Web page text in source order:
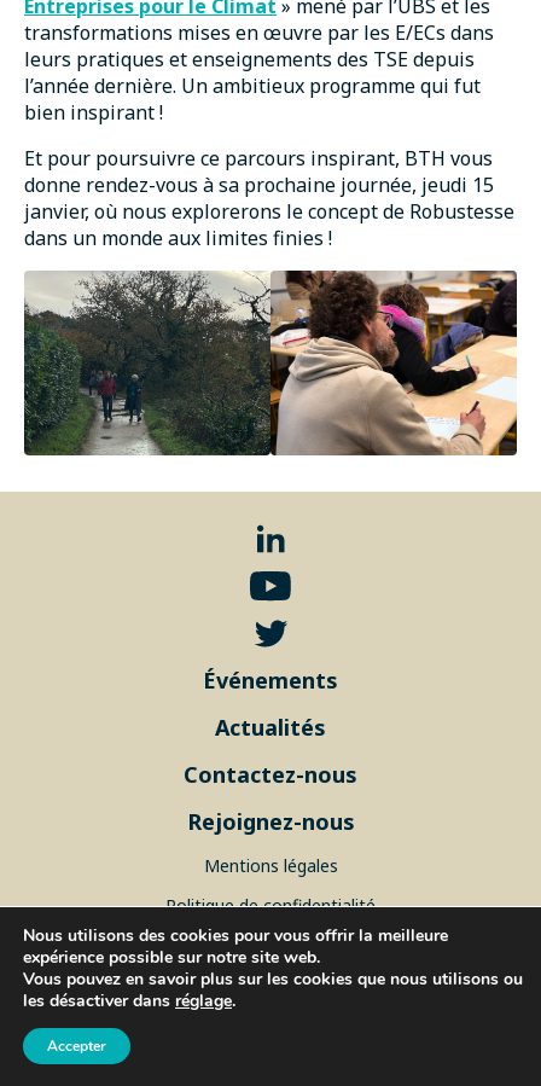
Entreprises pour le Climat » mené par l’UBS et les
transformations mises en œuvre par les E/ECs dans
leurs pratiques et enseignements des TSE depuis
l’année dernière. Un ambitieux programme qui fut
bien inspirant !
Et pour poursuivre ce parcours inspirant, BTH vous
donne rendez-vous à sa prochaine journée, jeudi 15
janvier, où nous explorerons le concept de Robustesse
dans un monde aux limites finies !
Événements
Actualités
Contactez-nous
Rejoignez-nous
Mentions légales
Politique de confidentialité
Plan du site
IUEM, rue Dumont d’Urville - 29280 Plouzané, FRANCE
Nous utilisons des cookies pour vous offrir la meilleure
expérience possible sur notre site web.
Vous pouvez en savoir plus sur les cookies que nous utilisons ou
les désactiver dans réglage.
Accepter